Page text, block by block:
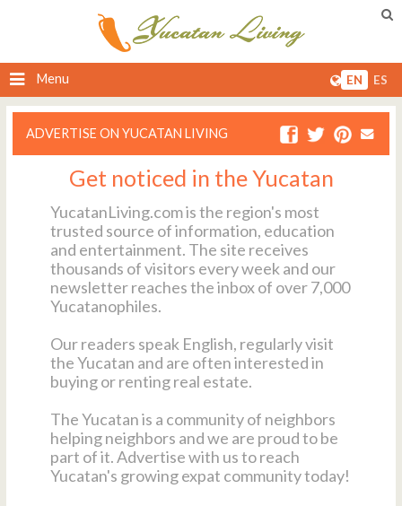
Menu EN ES
ADVERTISE ON YUCATAN LIVING
Get noticed in the Yucatan
YucatanLiving.com is the region's most
trusted source of information, education
and entertainment. The site receives
thousands of visitors every week and our
newsletter reaches the inbox of over 7,000
Yucatanophiles.
Our readers speak English, regularly visit
the Yucatan and are often interested in
buying or renting real estate.
The Yucatan is a community of neighbors
helping neighbors and we are proud to be
part of it. Advertise with us to reach
Yucatan's growing expat community today!